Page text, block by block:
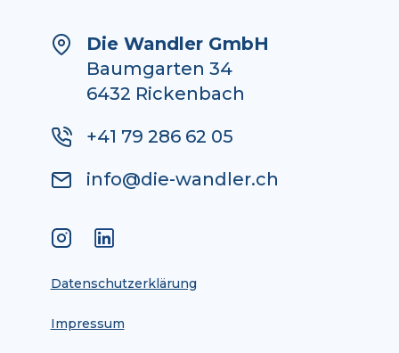
Die Wandler GmbH
Baumgarten 34
6432 Rickenbach
+41 79 286 62 05
info@die-wandler.ch
Datenschutzerklärung
Impressum